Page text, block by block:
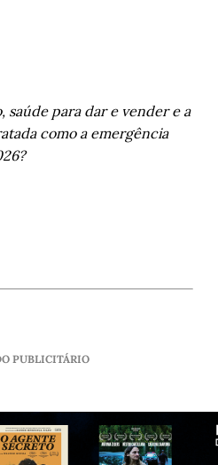
para dar e vender e a
como a emergência
PUBLICITÁRIO